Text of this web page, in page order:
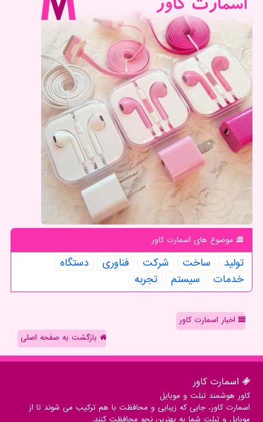
موضوع های اسمارت كاور
تولید ساخت شركت فناوری
دستگاه
خدمات
سیستم تجربه
اخبار اسمارت کاور
بازگشت به صفحه اصلی
اسمارت كاور
کاور هوشمند تبلت و موبایل
اسمارت کاور، جایی که زیبایی و محافظت با هم ترکیب می شوند تا از
موبایل و تبلت شما به بهترین نحو محافظت کنند.